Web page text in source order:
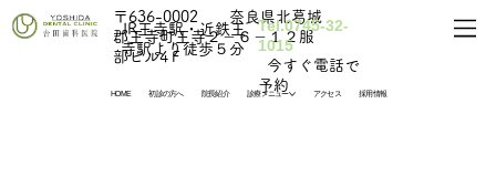
〒636-0002 奈良県北葛城
郡王寺町王寺２－６－１２服
部ビル4Ｆ
​JR王寺駅・近鉄王
寺駅より徒歩５分
HOME 初診の方へ 院長紹介 診療メニュー アクセス 採用情報
Tel.0745-32-
1015
​ 今すぐ電話で
予約